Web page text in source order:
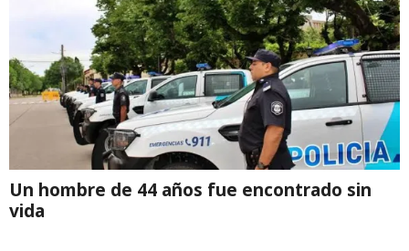
Un hombre de 44 años fue encontrado sin
vida